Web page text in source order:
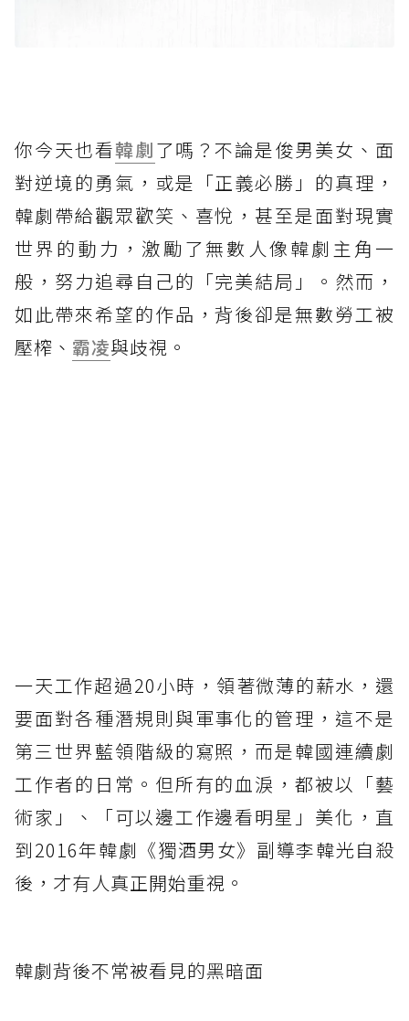
你今天也看韓劇了嗎？不論是俊男美女、面
對逆境的勇氣，或是「正義必勝」的真理，
韓劇帶給觀眾歡笑、喜悅，甚至是面對現實
世界的動力，激勵了無數人像韓劇主角一
般，努力追尋自己的「完美結局」。然而，
如此帶來希望的作品，背後卻是無數勞工被
壓榨、 霸凌與歧視。
一天工作超過20小時，領著微薄的薪水，還
要面對各種潛規則與軍事化的管理，這不是
第三世界藍領階級的寫照，而是韓國連續劇
工作者的日常。但所有的血淚，都被以「藝
術家」、「可以邊工作邊看明星」美化，直
到2016年韓劇《獨酒男女》副導李韓光自殺
後，才有人真正開始重視。
韓劇背後不常被看見的黑暗面